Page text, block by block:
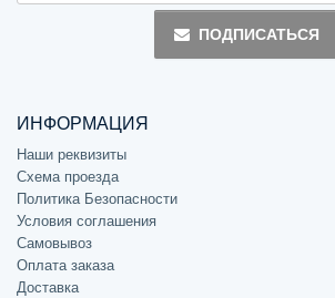
ПОДПИСАТЬСЯ
ИНФОРМАЦИЯ
Наши реквизиты
Схема проезда
Политика Безопасности
Условия соглашения
Самовывоз
Оплата заказа
Доставка